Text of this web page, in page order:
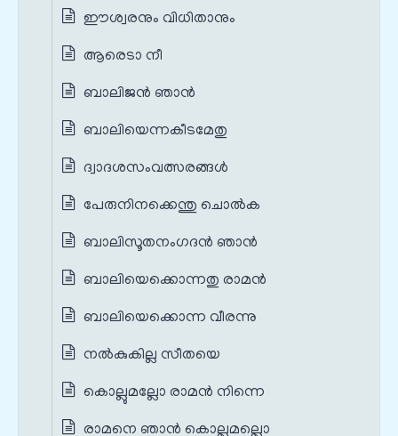
ഈശ്വരനും വിധിതാനും
ആരെടാ നീ
ബാലിജൻ ഞാൻ
ബാലിയെന്നകീടമേതു
ദ്വാദശസംവത്സരങ്ങൾ
പേരുനിനക്കെന്തു ചൊൽക
ബാലിസൂതനംഗദൻ ഞാൻ
ബാലിയെക്കൊന്നതു രാമൻ
ബാലിയെക്കൊന്ന വീരന്നു
നൽകുകില്ല സീതയെ
കൊല്ലുമല്ലോ രാമൻ നിന്നെ
രാമനെ ഞാൻ കൊല്ലുമല്ലൊ